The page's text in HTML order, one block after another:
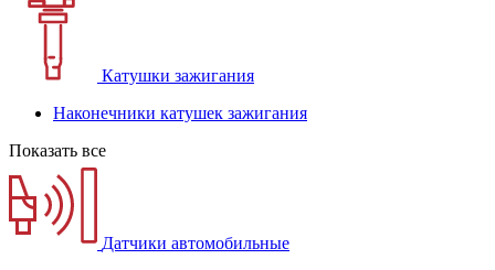
Катушки зажигания
Наконечники катушек зажигания
Показать все
Датчики автомобильные